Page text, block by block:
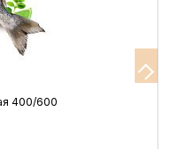
400/600